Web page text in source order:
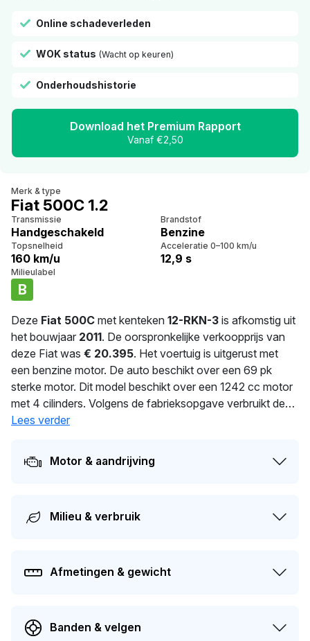
Online schadeverleden
WOK status (Wacht op keuren)
Onderhoudshistorie
Download het Premium Rapport
Vanaf €2,50
Merk & type
Fiat 500C 1.2
Transmissie
Handgeschakeld
Brandstof
Benzine
Topsnelheid
160 km/u
Acceleratie 0–100 km/u
12,9 s
Milieulabel
B
Deze Fiat 500C met kenteken 12-RKN-3 is afkomstig uit
het bouwjaar 2011. De oorspronkelijke verkoopprijs van
deze Fiat was € 20.395. Het voertuig is uitgerust met
een benzine motor. De auto beschikt over een 69 pk
sterke motor. Dit model beschikt over een 1242 cc motor
met 4 cilinders. Volgens de fabrieksopgave verbruikt deze
auto 4.7 l/100 km. Dankzij 1.015 kg ligt deze auto stevig
dezelfde eigenaar. De APK is geldig tot 27-06-2027. De
auto heeft sinds de registratie 1 keer van eigenaar
Lees verder
Motor & aandrijving
Milieu & verbruik
Afmetingen & gewicht
Banden & velgen